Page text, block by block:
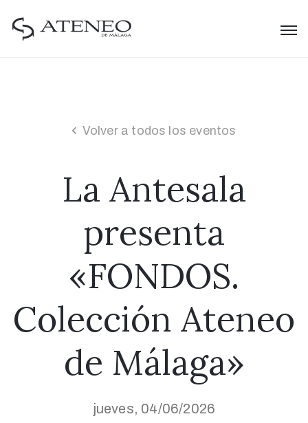
Volver a todos los eventos
La Antesala
presenta
«FONDOS.
Colección Ateneo
de Málaga»
jueves, 04/06/2026